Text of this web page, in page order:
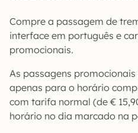
Compre a passagem de
interface em português e
promocionais.
As passagens
apenas para o horário
com tarifa normal (de €
horário no dia marcado na